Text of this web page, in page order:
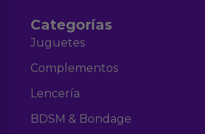
Categorías
Juguetes
Complementos
Lencería
BDSM & Bondage